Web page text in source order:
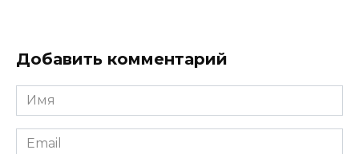
Добавить комментарий
Имя
*
Email